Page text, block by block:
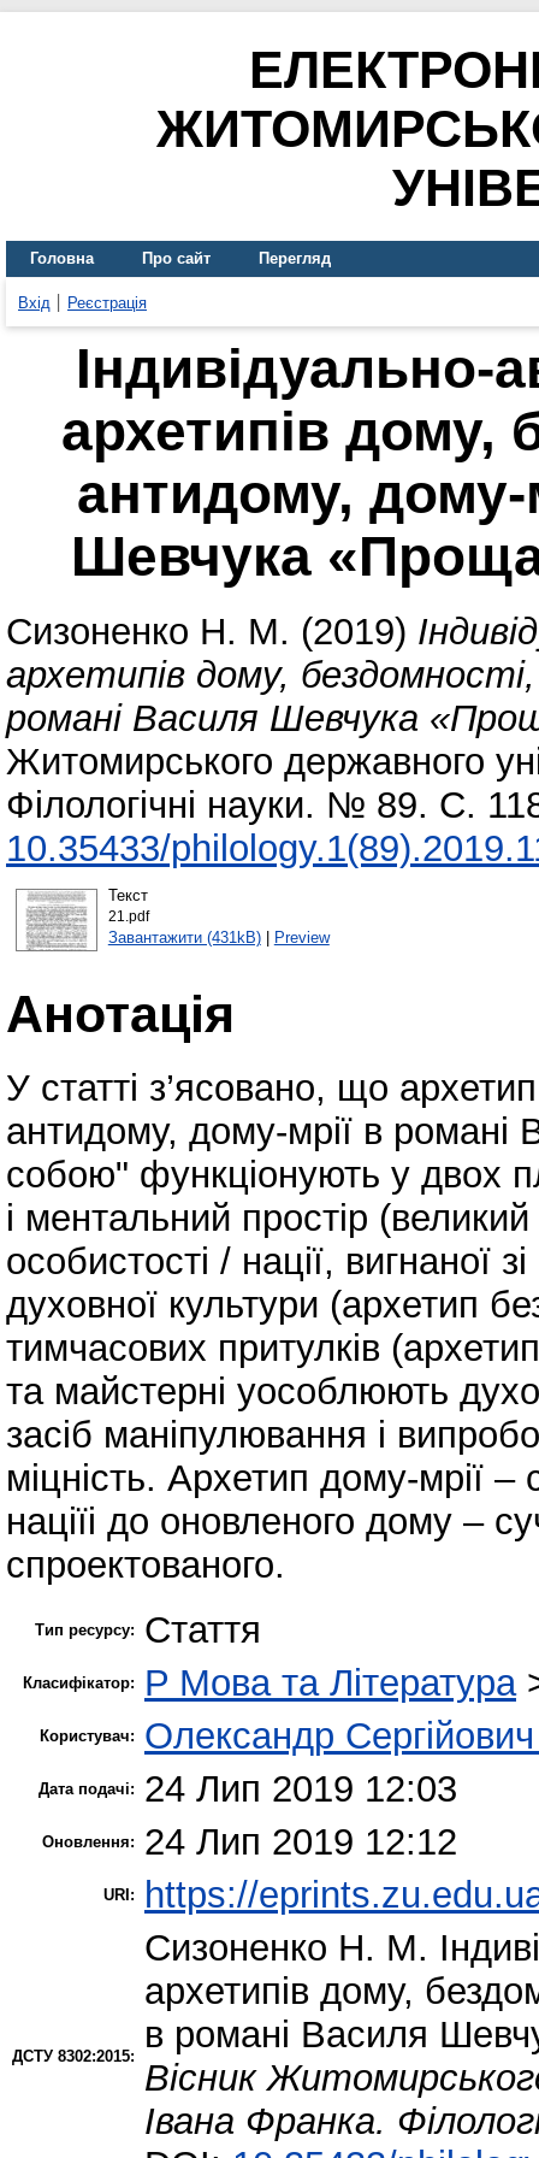
Головна Про сайт Перегляд
Вхід Реєстрація
Індивідуально-
архетипів дому,
антидому, дому-
Шевчука
Сизоненко Н. М. (2019)
архетипів дому,
романі Василя Шевчука
Житомирського державного
Філологічні науки. № 89. С.
10.35433/
Текст
21.pdf
Завантажити (431kB)| Preview
Анотація
У статті з’ясовано, що
антидому, дому-мрії в
собою" функціонують у двох
і ментальний простір
особистості / нації, вигнаної
духовної культури (архетип
тимчасових притулків
та майстерні уособлюють
засіб маніпулювання і
міцність. Архетип дому-мрії
націїі до оновленого дому –
спроектованого.
Тип ресурсу: Стаття
Класифікатор: P Мова та Література
Користувач: Олександр
Дата подачі: 24 Лип 2019 12:03
Оновлення: 24 Лип 2019 12:12
URI: https://
ДСТУ 8302:2015:
Сизоненко Н. М.
архетипів дому,
в романі Василя
Вісник
Івана Франка.